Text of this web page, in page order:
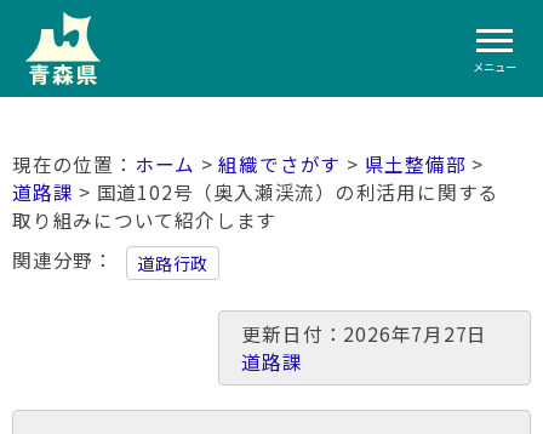
メニュー
ホーム >組織でさがす > 県土整備部 >
道路課 > 国道102­号（奥入瀬­渓流）の利­活用に関す­る
取り組み­について紹­介します
関連分野
道路行政
更新日付：2026年7月27日
道路課